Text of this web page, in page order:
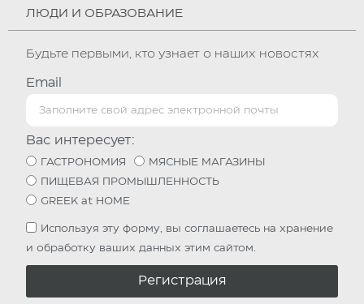
ЛЮДИ И ОБРАЗОВАНИЕ
Будьте первыми, кто узнает о наших новостях
Email
Вас интересует:
ГАСТРОНОМИЯ
МЯСНЫЕ МАГАЗИНЫ
ПИЩЕВАЯ ПРОМЫШЛЕННОСТЬ
GREEK at HOME
Используя эту форму, вы соглашаетесь на хранение
и обработку ваших данных этим сайтом.
Регистрация